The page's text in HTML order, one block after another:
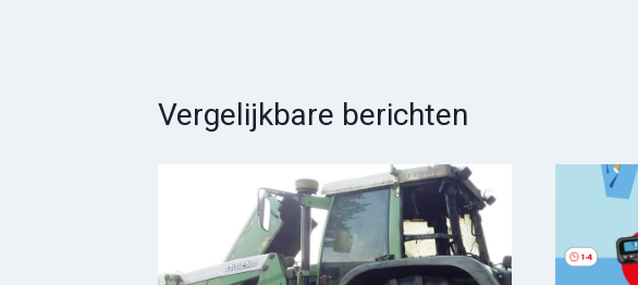
Vergelijkbare berichten